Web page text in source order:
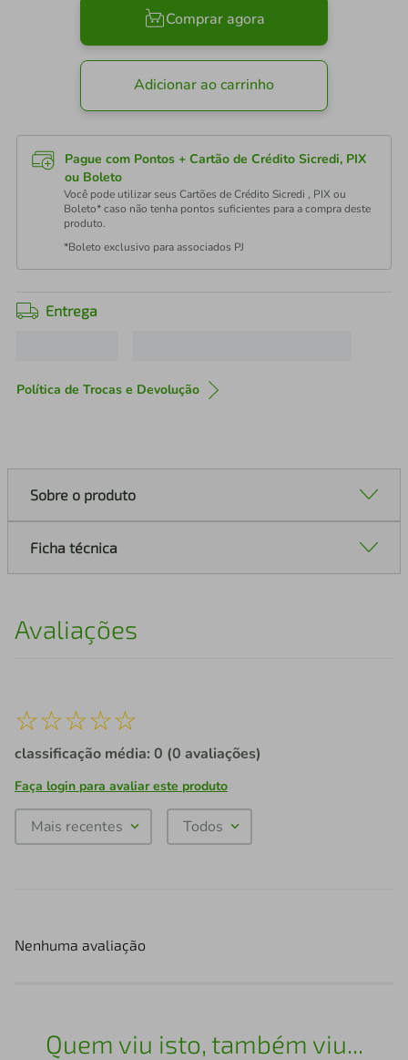
Comprar agora
Adicionar ao carrinho
Pague com Pontos + Cartão de Crédito Sicredi, PIX
ou Boleto
Você pode utilizar seus Cartões de Crédito Sicredi , PIX ou
Boleto* caso não tenha pontos suficientes para a compra deste
produto.
*Boleto exclusivo para associados PJ
Entrega
Política de Trocas e Devolução
Sobre o produto
Ficha técnica
Avaliações
☆☆☆☆☆
classificação média: 0 (0 avaliações)
Faça login para avaliar este produto
Mais recentes Todos
Nenhuma avaliação
Quem viu isto, também viu...